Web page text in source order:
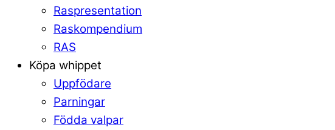
Raspresentation
Raskompendium
RAS
Köpa whippet
Uppfödare
Parningar
Födda valpar